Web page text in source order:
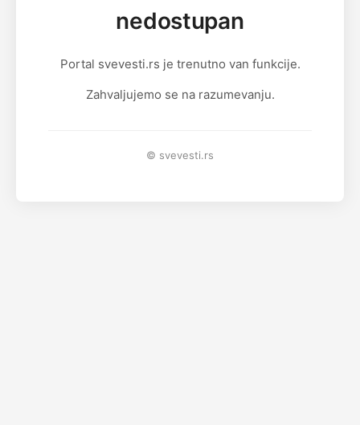
nedostupan
Portal svevesti.rs je trenutno van funkcije.
Zahvaljujemo se na razumevanju.
© svevesti.rs